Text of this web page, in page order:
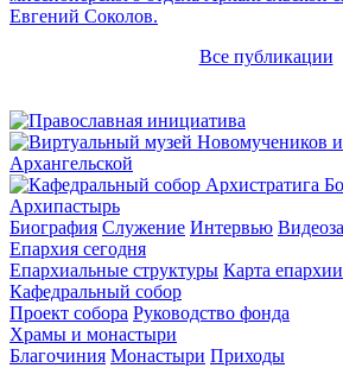
Евгений Соколов.
Все публикации
Архипастырь
Биография Служение Интервью
Епархия сегодня
Епархиальные структуры Карта епархии
Кафедральный собор
Проект собора Руководство фонда
Храмы и монастыри
Благочиния Монастыри Приходы